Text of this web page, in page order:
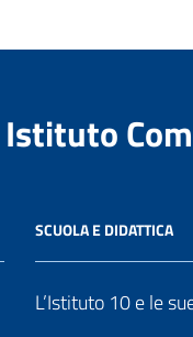
Istituto
SCUOLA E DIDATTICA
L’Istituto 10 e le